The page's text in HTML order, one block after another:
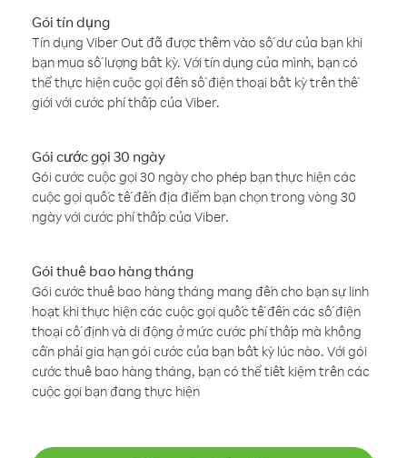
Gói tín dụng
Tín dụng Viber Out đã được thêm vào số dư của bạn khi
bạn mua số lượng bất kỳ. Với tín dụng của mình, bạn có
thể thực hiện cuộc gọi đến số điện thoại bất kỳ trên thế
giới với cước phí thấp của Viber.
Gói cước gọi 30 ngày
Gói cước cuộc gọi 30 ngày cho phép bạn thực hiện các
cuộc gọi quốc tế đến địa điểm bạn chọn trong vòng 30
ngày với cước phí thấp của Viber.
Gói thuê bao hàng tháng
Gói cước thuê bao hàng tháng mang đến cho bạn sự linh
hoạt khi thực hiện các cuộc gọi quốc tế đến các số điện
thoại cố định và di động ở mức cước phí thấp mà không
cần phải gia hạn gói cước của bạn bất kỳ lúc nào. Với gói
cước thuê bao hàng tháng, bạn có thể tiết kiệm trên các
cuộc gọi bạn đang thực hiện